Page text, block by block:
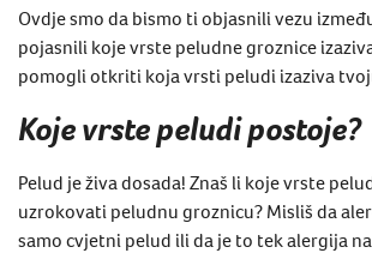
Ovdje smo da bismo ti objasnili vezu
pojasnili koje vrste peludne groznice
pomogli otkriti koja vrsti peludi izaziva
Koje vrste peludi postoje?
Pelud je živa dosada! Znaš li koje vrste
uzrokovati peludnu groznicu? Misliš da
samo cvjetni pelud ili da je to tek alergija